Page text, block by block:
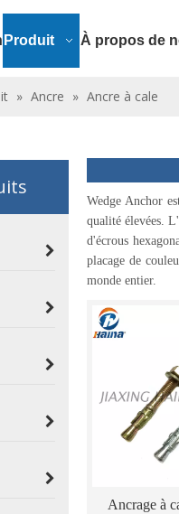
Produit À propos de
» Ancre » Ancre à cale
Wedge Anchor
qualité élevées.
d'écrous
placage de
monde entier.
Ancrage à